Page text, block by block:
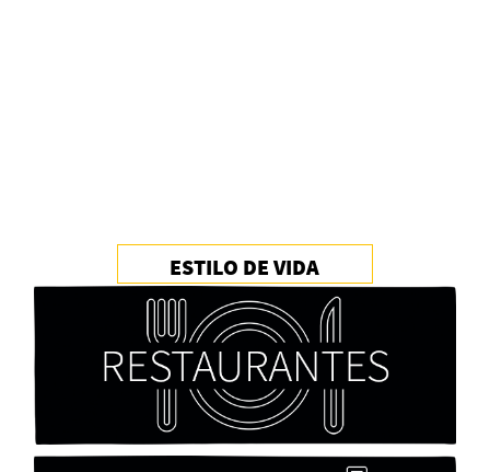
Cocaína Negra de Cristóbal Valenzuela Berríos
Paloma Pulisci
ESTILO DE VIDA